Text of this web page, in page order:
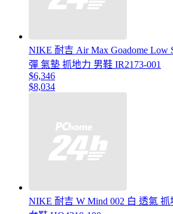
NIKE 耐吉 Air Max Goadome Low
彈 氣墊 抓地力 男鞋 IR2173-001
$6,346
$8,034
NIKE 耐吉 W Mind 002 白 透氣